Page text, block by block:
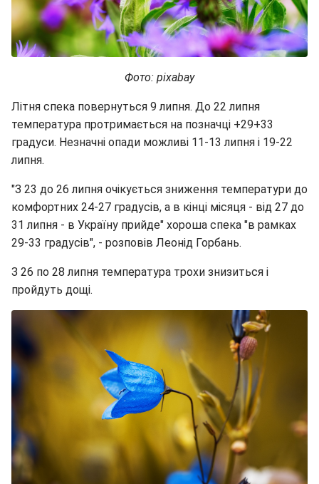
Фото: pixabay
Літня спека повернуться 9 липня. До 22 липня
температура протримається на позначці +29+33
градуси. Незначні опади можливі 11-13 липня і 19-22
липня.
"З 23 до 26 липня очікується зниження температури до
комфортних 24-27 градусів, а в кінці місяця - від 27 до
31 липня - в Україну прийде" хороша спека "в рамках
29-33 градусів", - розповів Леонід Горбань.
З 26 по 28 липня температура трохи знизиться і
пройдуть дощі.